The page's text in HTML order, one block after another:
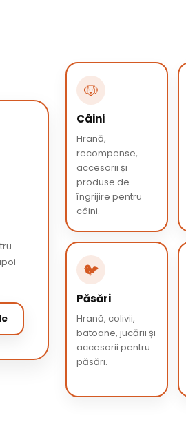
🐶
Câini
Hrană,
recompense,
accesorii și
produse de
îngrijire pentru
câini.
🐦
Păsări
Hrană, colivii,
batoane, jucării și
accesorii pentru
păsări.